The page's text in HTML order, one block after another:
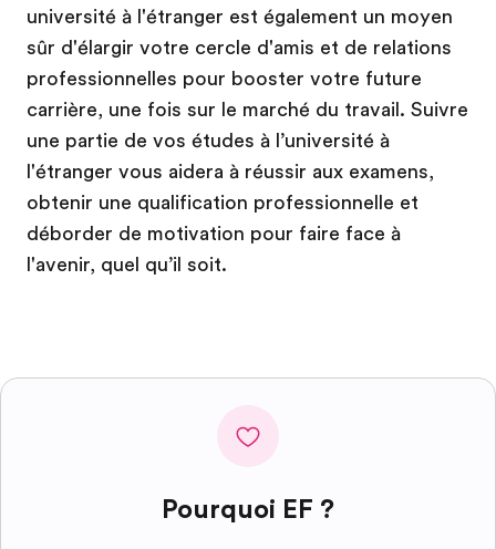
université à l'étranger est également un moyen
sûr d'élargir votre cercle d'amis et de relations
professionnelles pour booster votre future
carrière, une fois sur le marché du travail. Suivre
une partie de vos études à l’université à
l'étranger vous aidera à réussir aux examens,
obtenir une qualification professionnelle et
déborder de motivation pour faire face à
l'avenir, quel qu’il soit.
Pourquoi EF ?